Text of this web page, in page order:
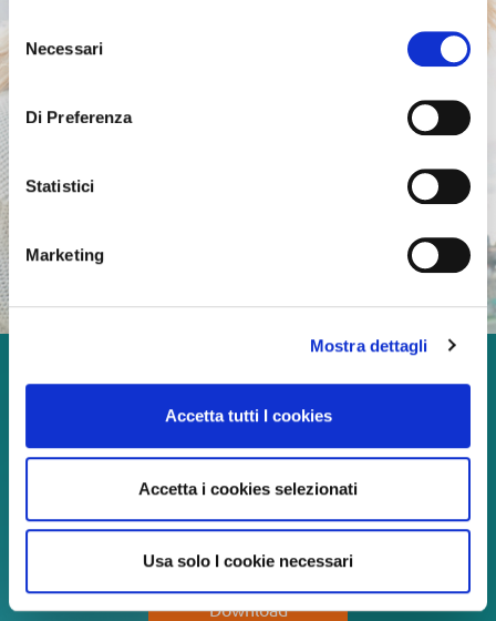
utilizzato uno o più dei loro servizi.
del
consenso
Necessari
Di Preferenza
Statistici
Marketing
Mostra dettagli
Accetta tutti I cookies
Accetta i cookies selezionati
Usa solo I cookie necessari
Godetevi ogni momento
della vita!
Continua a leggere
Download